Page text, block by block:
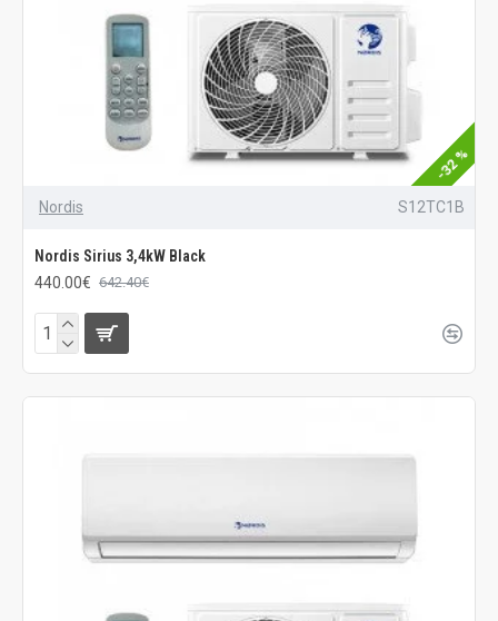
-32 %
Nordis S12TC1B
Nordis Sirius 3,4kW Black
440.00€ 642.40€